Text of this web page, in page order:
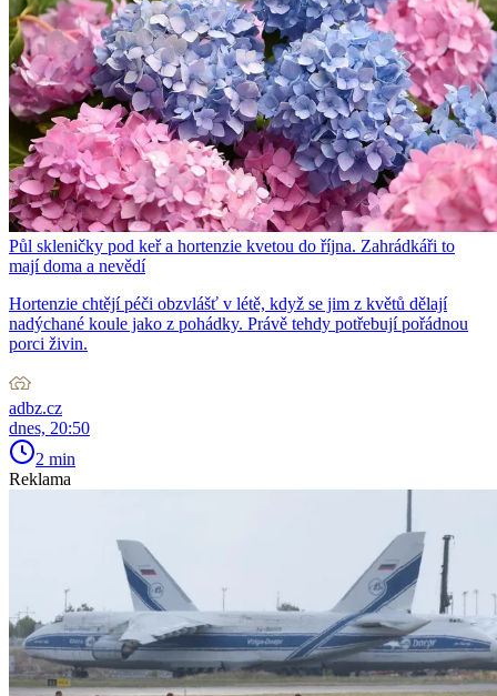
Půl skleničky pod keř a hortenzie kvetou do října. Zahrádkáři to
mají doma a nevědí
Hortenzie chtějí péči obzvlášť v létě, když se jim z květů dělají
nadýchané koule jako z pohádky. Právě tehdy potřebují pořádnou
porci živin.
adbz.cz
dnes, 20:50
2 min
Reklama